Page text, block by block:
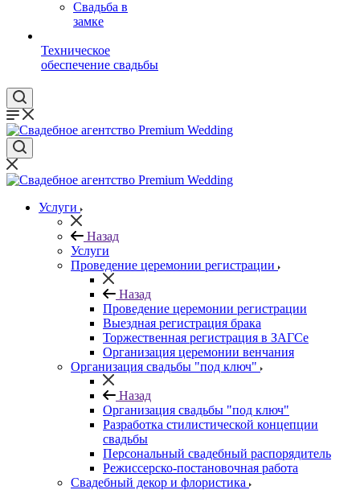
Свадьба в
замке
Техническое
обеспечение свадьбы
Услуги
Назад
Услуги
Проведение церемонии регистрации
Назад
Проведение церемонии регистрации
Выездная регистрация брака
Торжественная регистрация в ЗАГСе
Организация церемонии венчания
Организация свадьбы "под ключ"
Назад
Организация свадьбы "под ключ"
Разработка стилистической концепции
свадьбы
Персональный свадебный распорядитель
Режиссерско-постановочная работа
Свадебный декор и флористика